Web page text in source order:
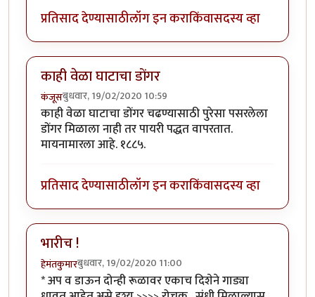
प्रतिसाद देण्यासाठीलॉग इन कराकिंवासदस्य व्हा
काही वेळा घाटाचा डोंगर
कंजूसबुधवार, 19/02/2020 10:59
काही वेळा घाटाचा डोंगर चढण्यासाठी पुरेसा पसरलेला
डोंगर मिळाला नाही तर पायरी पद्धत वापरतात.
मायनामारला आहे. १८८५.
प्रतिसाद देण्यासाठीलॉग इन कराकिंवासदस्य व्हा
भारीच !
हेमंतकुमारबुधवार, 19/02/2020 11:00
* अप व डाऊन दोन्ही रूळावर एकाच दिशेने गाड्या